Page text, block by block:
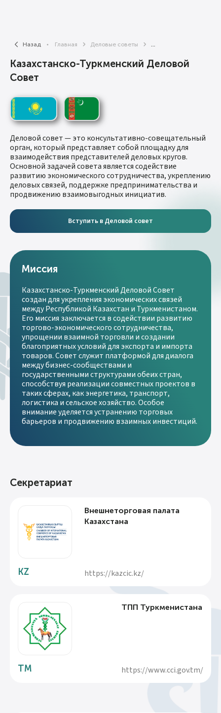
Назад Главная Деловые советы ...
Казахстанско-Туркменский Деловой
Совет
Деловой совет — это консультативно-совещательный
орган, который представляет собой площадку для
взаимодействия представителей деловых кругов.
Основной задачей совета является содействие
развитию экономического сотрудничества, укреплению
деловых связей, поддержке предпринимательства и
продвижению взаимовыгодных инициатив.
Вступить в Деловой совет
Миссия
Казахстанско-Туркменский Деловой Совет
создан для укрепления экономических связей
между Республикой Казахстан и Туркменистаном.
Его миссия заключается в содействии развитию
торгово-экономического сотрудничества,
упрощении взаимной торговли и создании
благоприятных условий для экспорта и импорта
товаров. Совет служит платформой для диалога
между бизнес-сообществами и
государственными структурами обеих стран,
способствуя реализации совместных проектов в
таких сферах, как энергетика, транспорт,
логистика и сельское хозяйство. Особое
внимание уделяется устранению торговых
барьеров и продвижению взаимных инвестиций.
Секретариат
Внешнеторговая палата
Казахстана
https://kazcic.kz/
KZ
ТПП Туркменистана
https://www.cci.gov.tm/
TM